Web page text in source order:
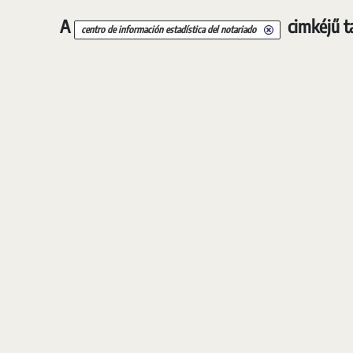
A centro de información estadística del notariado cimkéjű